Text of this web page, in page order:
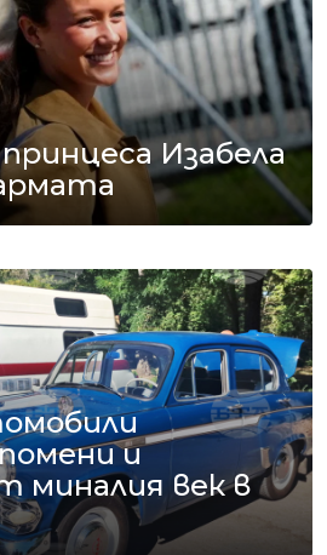
Изабела
и
миналия век в